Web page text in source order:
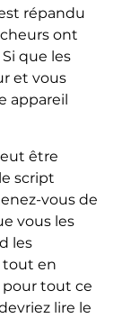
répandu
ont
que les
et vous
appareil
être
script
vous de
vous les
les
tout en
tout ce
lire le